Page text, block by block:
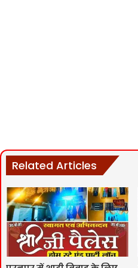
Related Articles